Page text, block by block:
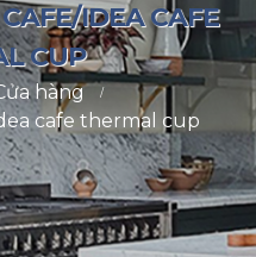
IDEA CAFE
CUP
hàng
cafe thermal cup